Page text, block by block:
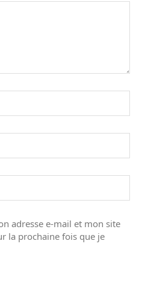
adresse e-mail et mon site
la prochaine fois que je